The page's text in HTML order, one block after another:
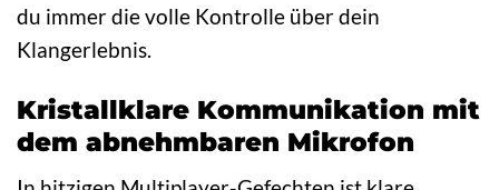
du immer die volle Kontrolle über dein
Klangerlebnis.
Kristallklare Kommunikation mit
dem abnehmbaren Mikrofon